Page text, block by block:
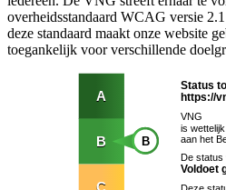
overheidsstandaard WCAG versie
deze standaard maakt onze website
toegankelijk voor verschillende